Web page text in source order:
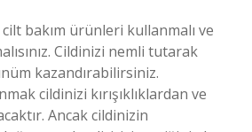
bakım ürünleri kullanmalı ve
Cildinizi nemli tutarak
kazandırabilirsiniz.
cildinizi kırışıklıklardan ve
Ancak cildinizin